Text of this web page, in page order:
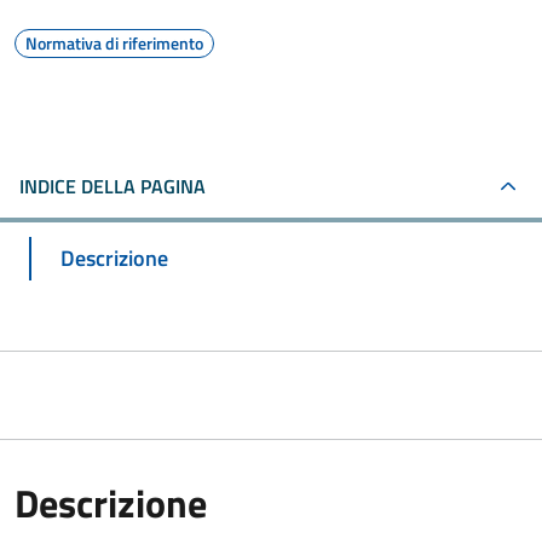
Normativa di riferimento
INDICE DELLA PAGINA
Descrizione
Descrizione